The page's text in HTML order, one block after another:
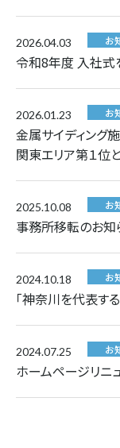
2026.04.03 お
令和8年度 入社式
2026.01.23 お
金属サイディング
関東エリア第１位
2025.10.08 お
事務所移転のお知
2024.10.18 お
｢神奈川を代表す
2024.07.25 お
ホームページリニ